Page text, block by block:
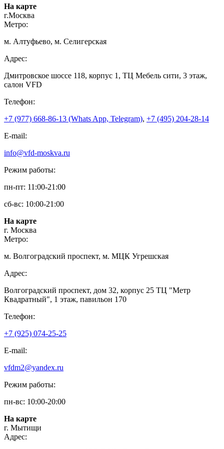
На карте
г.Москва
Метро:
м. Алтуфьево, м. Селигерская
Адрес:
Дмитровское шоссе 118, корпус 1, ТЦ Мебель сити, 3 этаж,
салон VFD
Телефон:
+7 (977) 668-86-13 (Whats App, Telegram), +7 (495) 204-28-14
E-mail:
info@vfd-moskva.ru
Режим работы:
пн-пт: 11:00-21:00
сб-вс: 10:00-21:00
На карте
г. Москва
Метро:
м. Волгоградский проспект, м. МЦК Угрешская
Адрес:
Волгоградский проспект, дом 32, корпус 25 ТЦ "Метр
Квадратный", 1 этаж, павильон 170
Телефон:
+7 (925) 074-25-25
E-mail:
vfdm2@yandex.ru
Режим работы:
пн-вс: 10:00-20:00
На карте
г. Мытищи
Адрес: